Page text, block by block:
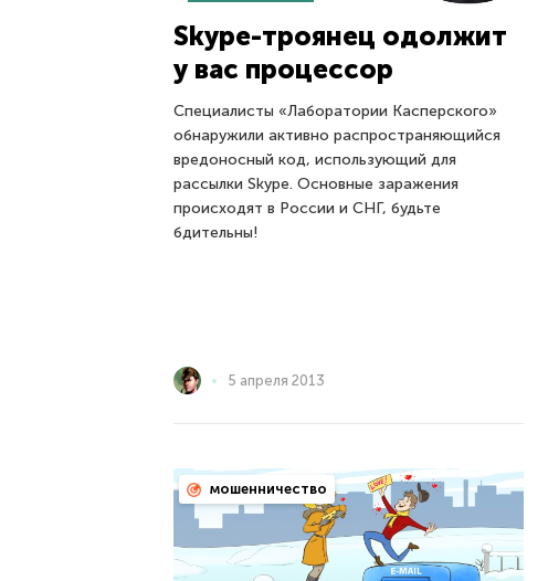
Skype-троянец одолжит
у вас процессор
Специалисты «Лаборатории Касперского»
обнаружили активно распространяющийся
вредоносный код, использующий для
рассылки Skype. Основные заражения
происходят в России и СНГ, будьте
бдительны!
5 апреля 2013
мошенничество